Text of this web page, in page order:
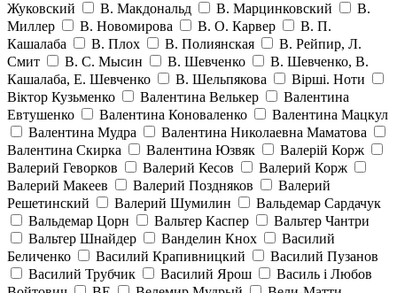
Жуковский
В. Макдональд В. Марцинковский
В.
Миллер
В. Новомирова В. О. Карвер
В. П.
Кашалаба
В. Плох В. Полиянская
В. Рейпир, Л.
Смит
В. С. Мысин В. Шевченко
В. Шевченко, В.
Кашалаба, Е. Шевченко
В. Шельпякова
Вiршi. Ноти
Віктор Кузьменко
Валентина Велькер
Валентина
Евтушенко
Валентина Коноваленко
Валентина Мацкул
Валентина Мудра
Валентина Николаевна Маматова
Валентина Скирка
Валентина Юзвяк
Валерій Корж
Валерий Геворков
Валерий Кесов
Валерий Корж
Валерий Макеев
Валерий Поздняков
Валерий
Решетинский
Валерий Шумилин
Вальдемар Сардачук
Вальдемар Цорн
Вальтер Каспер
Вальтер Чантри
Вальтер Шнайдер
Ванделин Кнох
Василий
Беличенко
Василий Крапивницкий
Василий Пузанов
Василий Трубчик
Василий Ярош
Василь і Любов